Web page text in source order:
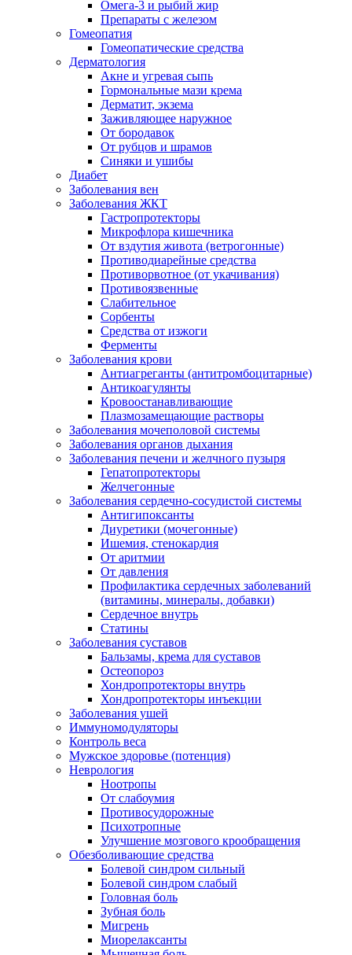
Омега-3 и рыбий жир
Препараты с железом
Гомеопатия
Гомеопатические средства
Дерматология
Акне и угревая сыпь
Гормональные мази крема
Дерматит, экзема
Заживляющее наружное
От бородавок
От рубцов и шрамов
Синяки и ушибы
Диабет
Заболевания вен
Заболевания ЖКТ
Гастропротекторы
Микрофлора кишечника
От вздутия живота (ветрогонные)
Противодиарейные средства
Противорвотное (от укачивания)
Противоязвенные
Слабительное
Сорбенты
Средства от изжоги
Ферменты
Заболевания крови
Антиагреганты (антитромбоцитарные)
Антикоагулянты
Кровоостанавливающие
Плазмозамещающие растворы
Заболевания мочеполовой системы
Заболевания органов дыхания
Заболевания печени и желчного пузыря
Гепатопротекторы
Желчегонные
Заболевания сердечно-сосудистой системы
Антигипоксанты
Диуретики (мочегонные)
Ишемия, стенокардия
От аритмии
От давления
Профилактика сердечных заболеваний
(витамины, минералы, добавки)
Сердечное внутрь
Статины
Заболевания суставов
Бальзамы, крема для суставов
Остеопороз
Хондропротекторы внутрь
Хондропротекторы инъекции
Заболевания ушей
Иммуномодуляторы
Контроль веса
Мужское здоровье (потенция)
Неврология
Ноотропы
От слабоумия
Противосудорожные
Психотропные
Улучшение мозгового крообращения
Обезболивающие средства
Болевой синдром сильный
Болевой синдром слабый
Головная боль
Зубная боль
Мигрень
Миорелаксанты